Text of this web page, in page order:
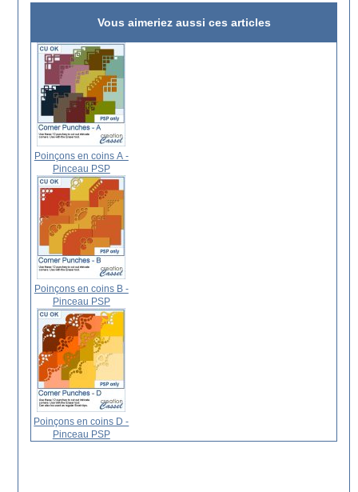
Vous aimeriez aussi ces articles
Poinçons en coins A -
Pinceau PSP
Poinçons en coins B -
Pinceau PSP
Poinçons en coins D -
Pinceau PSP